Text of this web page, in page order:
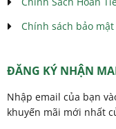
Chính sách bảo
ĐĂNG KÝ NHẬN
Nhập email của bạn
khuyến mãi mới nhất